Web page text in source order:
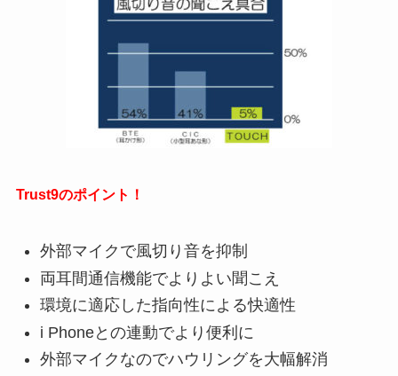
Trust9のポイント！
外部マイクで風切り音を抑制
両耳間通信機能でよりよい聞こえ
環境に適応した指向性による快適性
i Phoneとの連動でより便利に
外部マイクなのでハウリングを大幅解消